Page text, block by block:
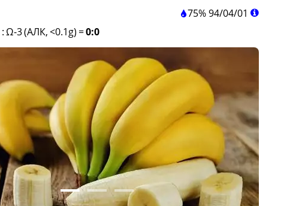
75%94/04/01
:Ω-3 (АЛК, <0.1g) =0:0